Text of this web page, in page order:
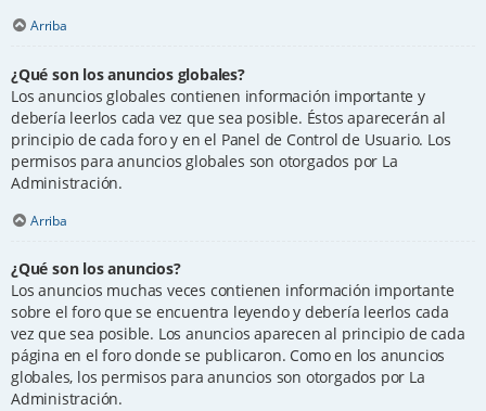
Arriba
¿Qué son los anuncios globales?
Los anuncios globales contienen información importante y
debería leerlos cada vez que sea posible. Éstos aparecerán al
principio de cada foro y en el Panel de Control de Usuario. Los
permisos para anuncios globales son otorgados por La
Administración.
Arriba
¿Qué son los anuncios?
Los anuncios muchas veces contienen información importante
sobre el foro que se encuentra leyendo y debería leerlos cada
vez que sea posible. Los anuncios aparecen al principio de cada
página en el foro donde se publicaron. Como en los anuncios
globales, los permisos para anuncios son otorgados por La
Administración.